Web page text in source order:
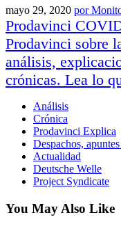
mayo 29, 2020 por
Prodavinci
Prodavinci sobre
análisis,
crónicas. Lea lo
Análisis
Crónica
Prodavinci Explica
Despachos,
Actualidad
Deutsche Welle
Project Syndicate
You May Also Like